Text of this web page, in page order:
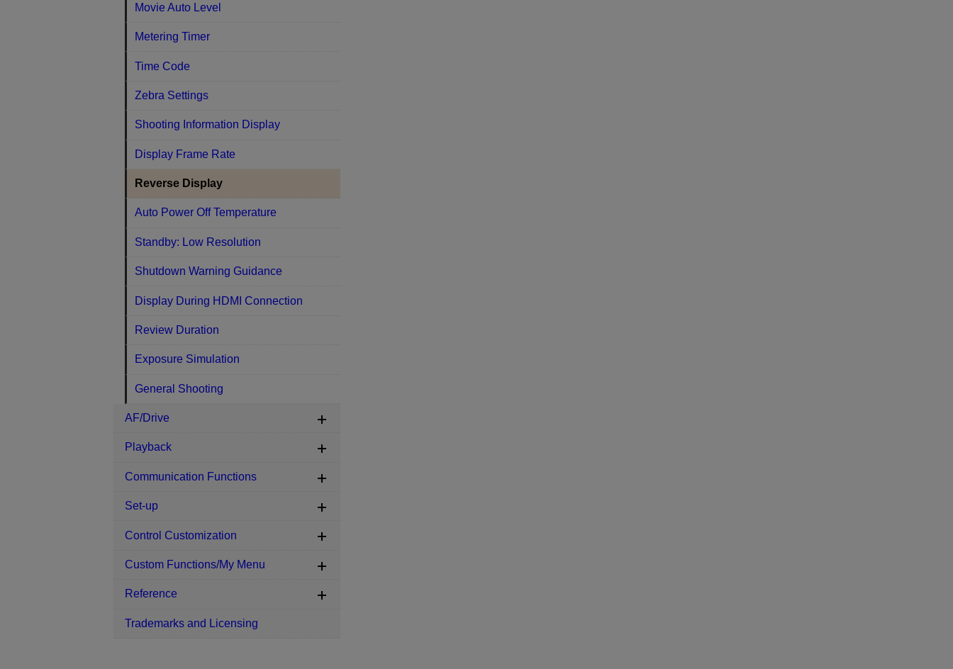
Movie Auto Level
Metering Timer
Time Code
Zebra Settings
Shooting Information Display
Display Frame Rate
Reverse Display
Auto Power Off Temperature
Standby: Low Resolution
Shutdown Warning Guidance
Display During HDMI Connection
Review Duration
Exposure Simulation
General Shooting
AF/Drive
Playback
Communication Functions
Set-up
Control Customization
Custom Functions/My Menu
Reference
Trademarks and Licensing